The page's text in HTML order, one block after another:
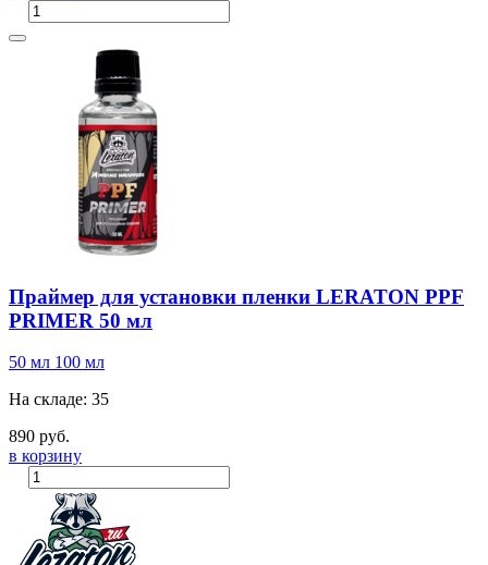
Праймер для установки пленки LERATON PPF
PRIMER 50 мл
50 мл 100 мл
На складе: 35
890 руб.
в корзину